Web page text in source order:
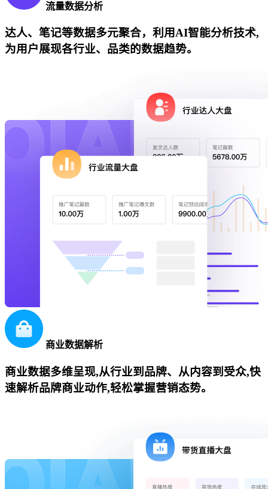
流量数据分析
达人、笔记等数据多元聚合，利用AI智能分析技术,
为用户展现各行业、品类的数据趋势。
商业数据解析
商业数据多维呈现,从行业到品牌、从内容到受众,快
速解析品牌商业动作,轻松掌握营销态势。